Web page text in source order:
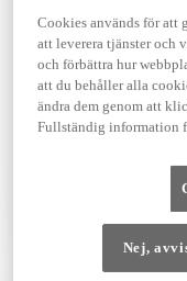
Elbil
539 900 kr
Från 6 481 kr/
Cookies används för att
att leverera tjänster och
och förbättra hur
att du behåller alla
ändra dem genom att
Fullständig information
Nej,